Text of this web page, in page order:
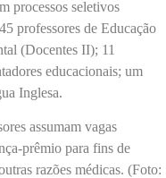
processos seletivos
professores de Educação
(Docentes II); 11
educacionais; um
Inglesa.
assumam vagas
prêmio para fins de
razões médicas. (Foto: